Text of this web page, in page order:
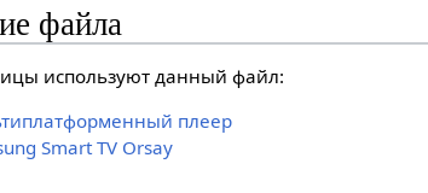
файла
используют данный файл:
плеер
Smart TV Orsay